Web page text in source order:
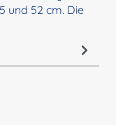
und 52 cm. Die